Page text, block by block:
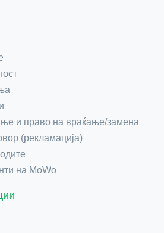
и право на враќање/замена
(рекламација)
на MoWo